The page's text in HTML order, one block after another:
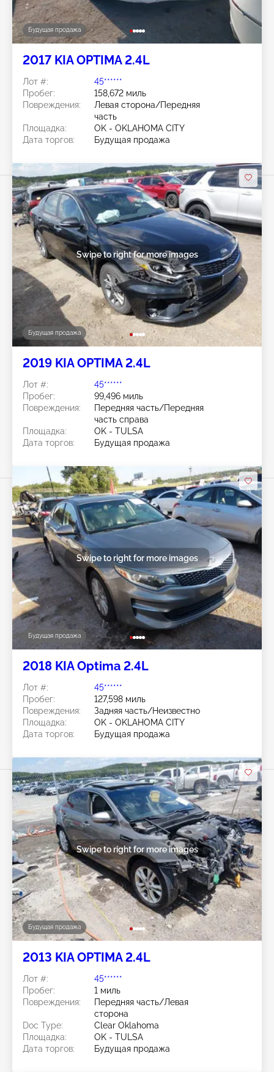
Будущая продажа
2017 KIA OPTIMA 2.4L
Лот #:
45******
Пробег:
158,672 миль
Повреждения:
Левая сторона/Передняя
часть
Площадка:
OK - OKLAHOMA CITY
Дата торгов:
Будущая продажа
Будущая продажа
Swipe to right for more images
2019 KIA OPTIMA 2.4L
Лот #:
45******
Пробег:
99,496 миль
Повреждения:
Передняя часть/Передняя
часть справа
Площадка:
OK - TULSA
Дата торгов:
Будущая продажа
Будущая продажа
Swipe to right for more images
2018 KIA Optima 2.4L
Лот #:
45******
Пробег:
127,598 миль
Повреждения:
Задняя часть/Неизвестно
Площадка:
OK - OKLAHOMA CITY
Дата торгов:
Будущая продажа
Будущая продажа
Swipe to right for more images
2013 KIA OPTIMA 2.4L
Лот #:
45******
Пробег:
1 миль
Повреждения:
Передняя часть/Левая
сторона
Doc Type:
Clear Oklahoma
Площадка:
OK - TULSA
Дата торгов:
Будущая продажа